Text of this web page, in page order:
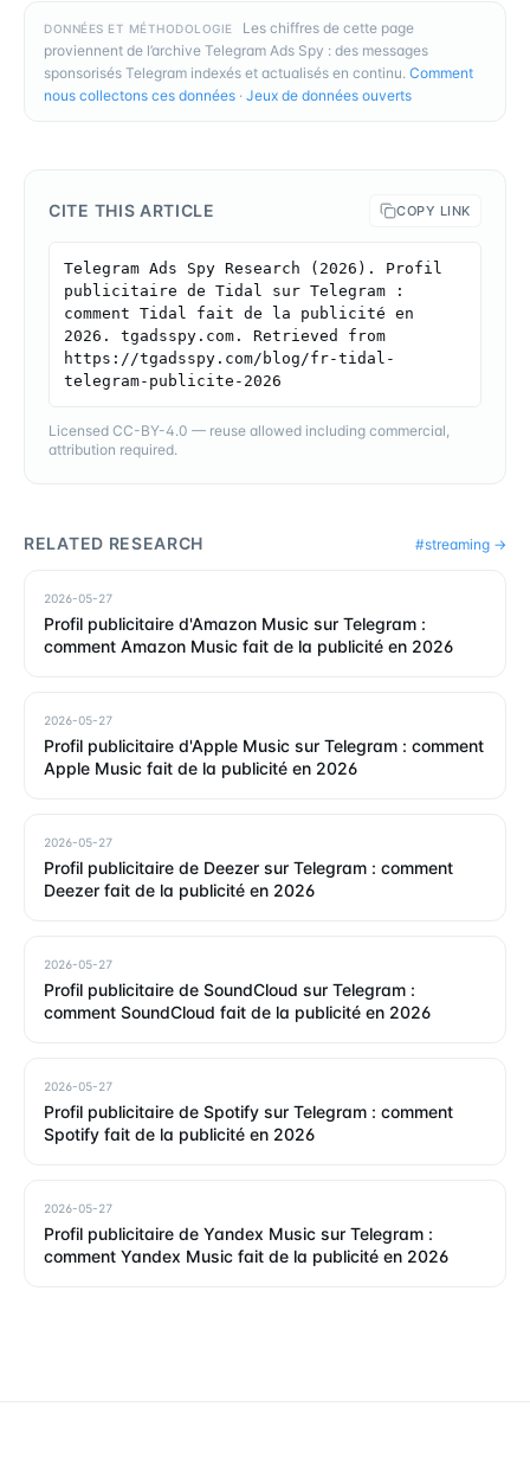
DONNÉES ET MÉTHODOLOGIE
Les chiffres de cette page
proviennent de l’archive Telegram Ads Spy : des messages
sponsorisés Telegram indexés et actualisés en continu. Comment
nous collectons ces données · Jeux de données ouverts
CITE THIS ARTICLE COPY LINK
Telegram Ads Spy Research (2026). Profil
publicitaire de Tidal sur Telegram :
comment Tidal fait de la publicité en
2026. tgadsspy.com. Retrieved from
https://tgadsspy.com/blog/fr-tidal-
telegram-publicite-2026
Licensed CC-BY-4.0 — reuse allowed including commercial,
attribution required.
RELATED RESEARCH #streaming →
2026-05-27
Profil publicitaire d'Amazon Music sur Telegram :
comment Amazon Music fait de la publicité en 2026
2026-05-27
Profil publicitaire d'Apple Music sur Telegram : comment
Apple Music fait de la publicité en 2026
2026-05-27
Profil publicitaire de Deezer sur Telegram : comment
Deezer fait de la publicité en 2026
2026-05-27
Profil publicitaire de SoundCloud sur Telegram :
comment SoundCloud fait de la publicité en 2026
2026-05-27
Profil publicitaire de Spotify sur Telegram : comment
Spotify fait de la publicité en 2026
2026-05-27
Profil publicitaire de Yandex Music sur Telegram :
comment Yandex Music fait de la publicité en 2026